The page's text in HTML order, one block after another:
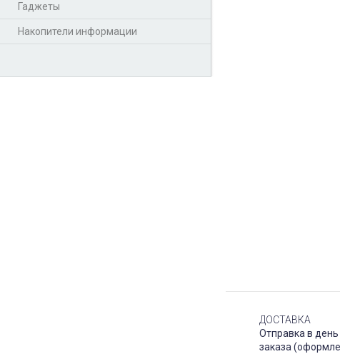
Гаджеты
Накопители информации
ДОСТАВКА
Отправка в день
заказа